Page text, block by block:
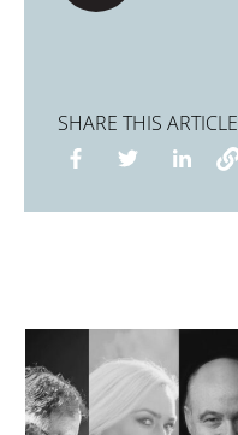
SHARE THIS ARTICLE